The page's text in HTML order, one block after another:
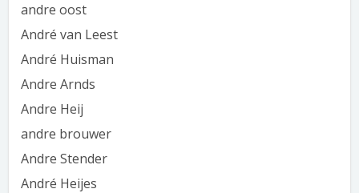
andre oost
André van Leest
André Huisman
Andre Arnds
Andre Heij
andre brouwer
Andre Stender
André Heijes